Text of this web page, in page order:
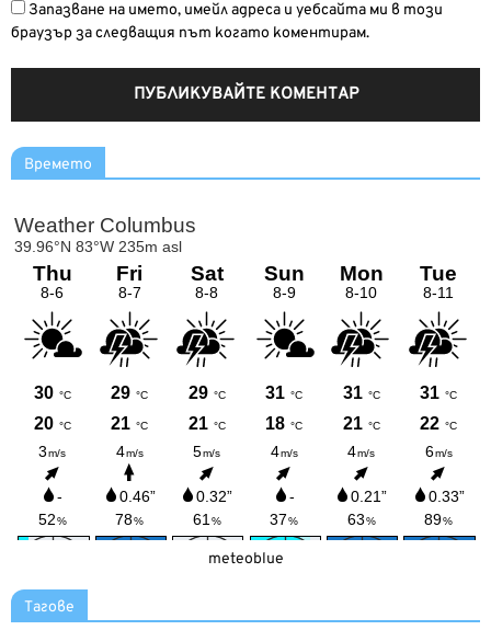
Запазване на името, имейл адреса и уебсайта ми в този
браузър за следващия път когато коментирам.
Времето
meteoblue
Тагове